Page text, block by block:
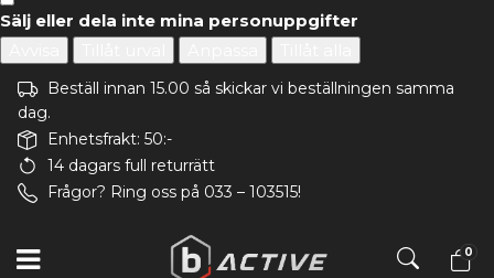
Sälj eller dela inte mina personuppgifter
Beställ innan 15.00 så skickar vi beställningen samma
dag.
Enhetsfrakt: 50:-
14 dagars full returrätt
Frågor? Ring oss på 033 – 103515!
0